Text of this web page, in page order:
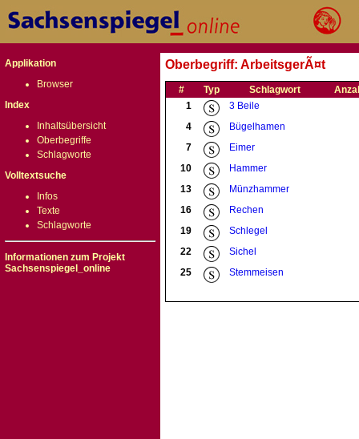
Applikation
Browser
Index
Inhaltsübersicht
Oberbegriffe
Schlagworte
Volltextsuche
Infos
Texte
Schlagworte
Informationen zum Projekt
Sachsenspiegel_online
Oberbegriff: ArbeitsgerÃ¤t
# Typ Schlagwort
1
3 Beile
4
Bügelhamen
7
Eimer
10
Hammer
13
Münzhammer
16
Rechen
19
Schlegel
22
Sichel
25
Stemmeisen